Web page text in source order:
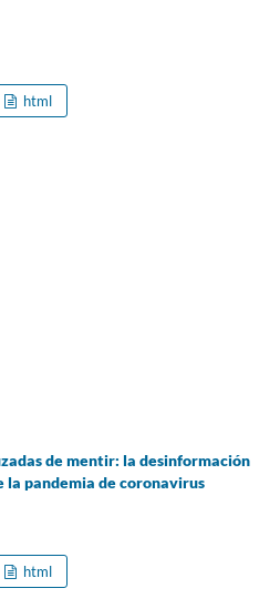
html
de mentir: la desinformación
pandemia de coronavirus
html